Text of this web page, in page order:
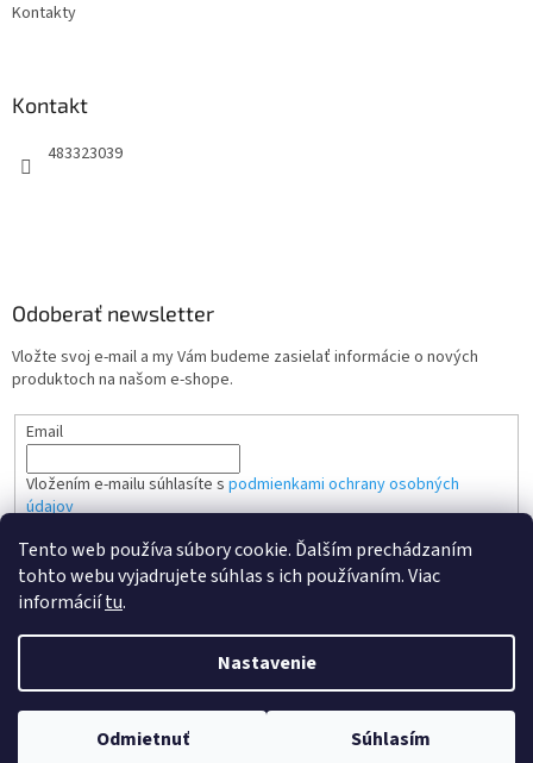
Tento web používa súbory cookie. Ďalším prechádzaním
tohto webu vyjadrujete súhlas s ich používaním. Viac
informáciítu.
Nastavenie
Odmietnuť Súhlasím
Kontakty
Kontakt
483323039
Odoberať newsletter
Vložte svoj e-mail a my Vám budeme zasielať informácie o nových
produktoch na našom e-shope.
Email
Vložením e-mailu súhlasíte s podmienkami ochrany osobných
údajov
PRIHLÁSIŤ SA
Vytvoril Shoptet
Copyright 2026Kvalitne tonery SK . Všetky práva vyhradené.